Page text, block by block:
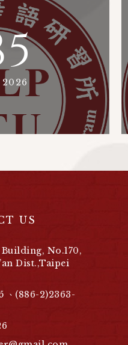
US
No.170,
Dist.,Taipei
、(886-2)2363-